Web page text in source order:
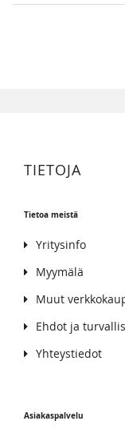
TIETOJA
Tietoa meistä
Yritysinfo
Myymälä
Muut
Ehdot ja
Yhteystiedot
Asiakaspalvelu